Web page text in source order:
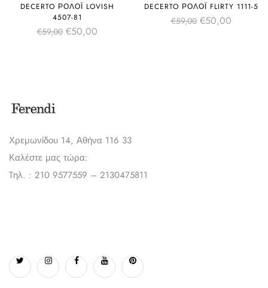
DECERTO ΡΟΛΌΙ LOVISH
4507-81
€59,00 €50,00
DECERTO ΡΟΛΌΙ FLIRTY 1111-5
€59,00 €50,00
Χρεμωνίδου 14, Αθήνα 116 33
Καλέστε μας τώρα:
Tηλ. : 210 9577559 – 2130475811